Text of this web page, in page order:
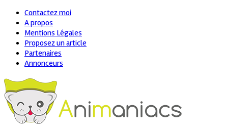
Contactez moi
A propos
Mentions Légales
Proposez un article
Partenaires
Annonceurs